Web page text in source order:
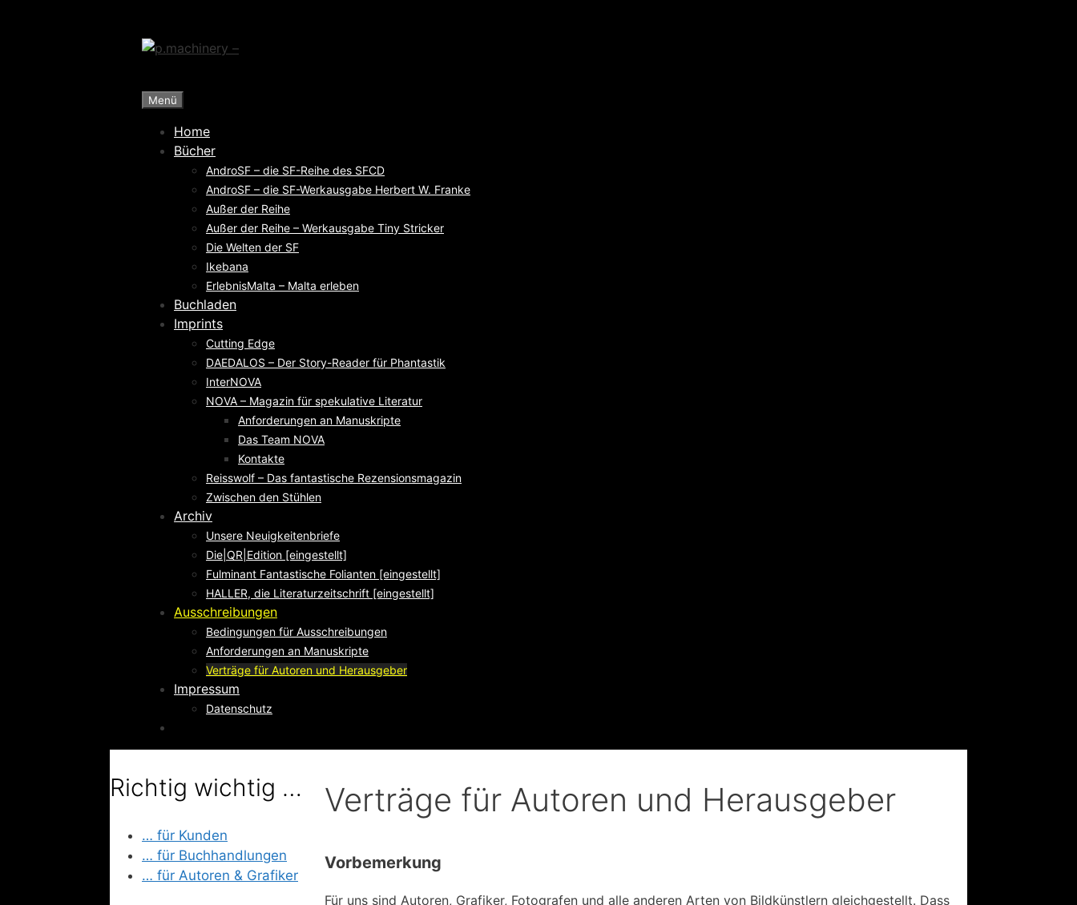
Menü
Home
Bücher
AndroSF – die SF-Reihe des SFCD
AndroSF – die SF-Werkausgabe Herbert W. Franke
Außer der Reihe
Außer der Reihe – Werkausgabe Tiny Stricker
Die Welten der SF
Ikebana
ErlebnisMalta – Malta erleben
Buchladen
Imprints
Cutting Edge
DAEDALOS – Der Story-Reader für Phantastik
InterNOVA
NOVA – Magazin für spekulative Literatur
Anforderungen an Manuskripte
Das Team NOVA
Kontakte
Reisswolf – Das fantastische Rezensionsmagazin
Zwischen den Stühlen
Archiv
Unsere Neuigkeitenbriefe
Die|QR|Edition [eingestellt]
Fulminant Fantastische Folianten [eingestellt]
HALLER, die Literaturzeitschrift [eingestellt]
Ausschreibungen
Bedingungen für Ausschreibungen
Anforderungen an Manuskripte
Verträge für Autoren und Herausgeber
Impressum
Datenschutz
Verträge für Autoren und Herausgeber
Vorbemerkung
Für uns sind Autoren, Grafiker, Fotografen und alle anderen Arten von Bildkünstlern gleichgestellt. Dass
Richtig wichtig …
… für Kunden
… für Buchhandlungen
… für Autoren & Grafiker